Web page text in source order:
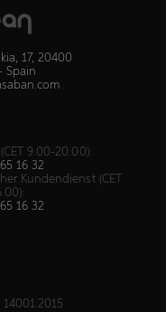
17, 20400
Spain
9.00-20.00):
16 32
Kundendienst (CET
16 32
14001:2015